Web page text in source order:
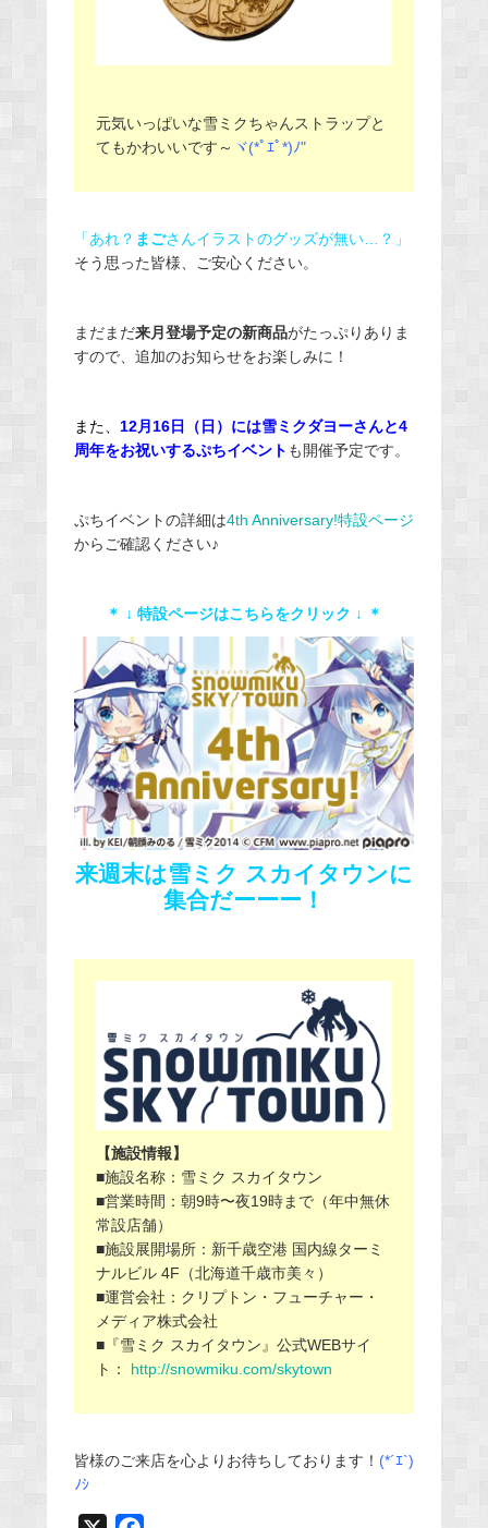
元気いっぱいな雪ミクちゃんストラップと
てもかわいいです～ ヾ(*ﾟｴﾟ*)ﾉ"
「あれ？ まごさんイラストのグッズが無い…？」
そう思った皆様、ご安心ください。
まだまだ来月登場予定の新商品がたっぷりありま
すので、追加のお知らせをお楽しみに！
また、 12月16日（日）には雪ミクダヨーさんと4
周年をお祝いするぷちイベント も開催予定です。
ぷちイベントの詳細は4th Anniversary!特設ページ
からご確認ください♪
＊ ↓ 特設ページはこちらをクリック ↓ ＊
来週末は雪ミク スカイタウンに
集合だーーー！
【施設情報】
■施設名称：雪ミク スカイタウン
■営業時間：朝9時〜夜19時まで（年中無休
常設店舗）
■施設展開場所：新千歳空港 国内線ターミ
ナルビル 4F（北海道千歳市美々）
■運営会社：クリプトン・フューチャー・
メディア株式会社
■『雪ミク スカイタウン』公式WEBサイ
ト：
http://snowmiku.com/skytown
皆様のご来店を心よりお待ちしております！ (*´ｴ`)
ﾉｼ